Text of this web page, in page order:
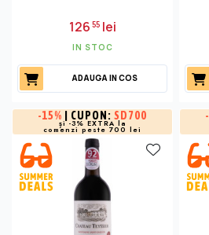
12655lei
IN STOC
ADAUGA IN COS
-15% | CUPON: SD700
și -3% EXTRA la
comenzi peste 700 lei
-